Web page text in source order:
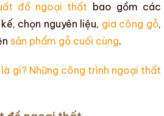
đồ ngoại thất bao gồm các
chọn nguyên liệu, gia công gỗ,
sản phẩm gỗ cuối cùng.
gì? Những công trình ngoại thất